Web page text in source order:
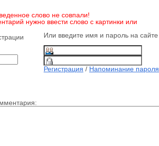
слово не совпали!
нужно ввести слово с картинки или
Или введите имя и пароль на сайте
Регистрация / Напоминание пароля